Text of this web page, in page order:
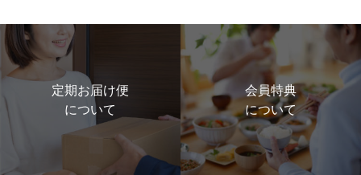
定期お届け便
について
会員特典
について